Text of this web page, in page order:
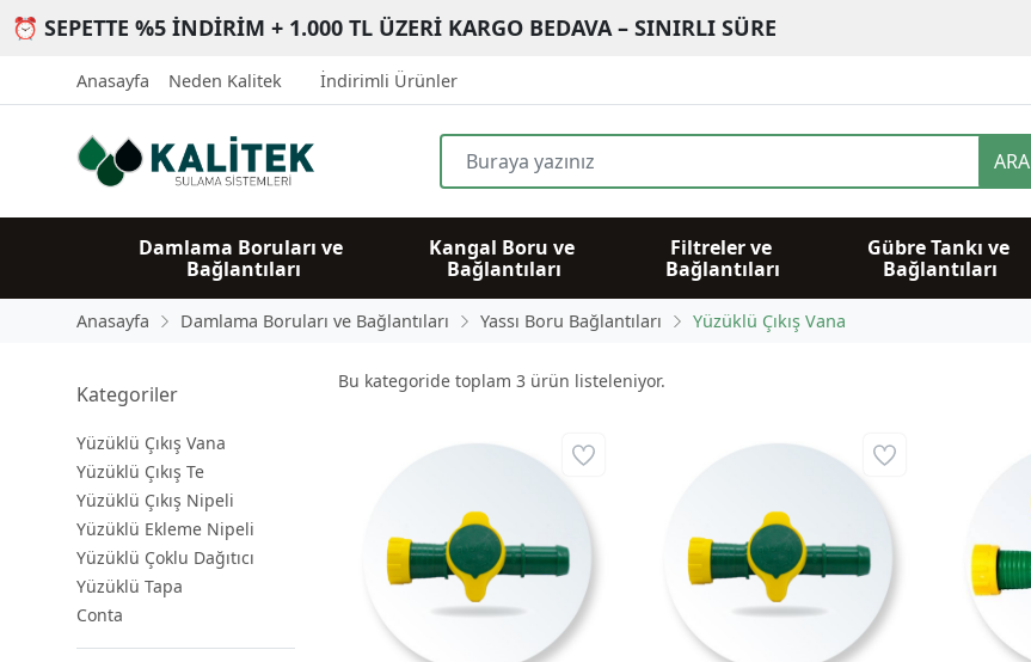
⏰ SEPETTE %5 İNDİRİM + 1.000 TL ÜZERİ KARGO BEDAVA – SINIRLI SÜRE
Anasayfa Neden Kalitek İndirimli Ürünler
ARA
Damlama Boruları ve
Bağlantıları
Kangal Boru ve
Bağlantıları
Filtreler ve
Bağlantıları
Gübre Tankı ve
Bağlantıları
Anasayfa Damlama Boruları ve Bağlantıları Yassı Boru Bağlantıları Yüzüklü Çıkış Vana
Kategoriler
Yüzüklü Çıkış Vana
Yüzüklü Çıkış Te
Yüzüklü Çıkış Nipeli
Yüzüklü Ekleme Nipeli
Yüzüklü Çoklu Dağıtıcı
Yüzüklü Tapa
Conta
Bu kategoride toplam 3 ürün listeleniyor.